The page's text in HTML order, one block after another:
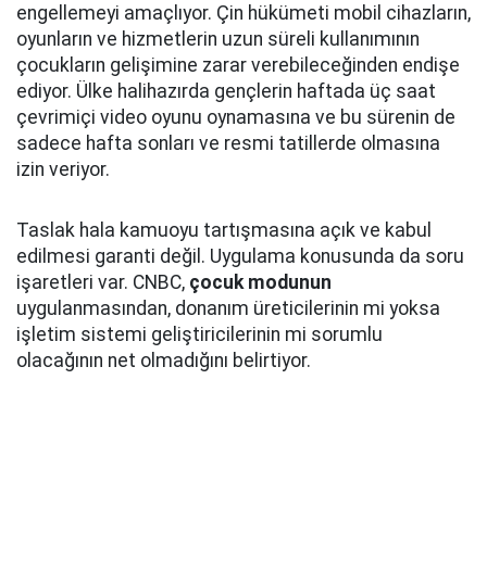
engellemeyi amaçlıyor. Çin hükümeti mobil cihazların,
oyunların ve hizmetlerin uzun süreli kullanımının
çocukların gelişimine zarar verebileceğinden endişe
ediyor. Ülke halihazırda gençlerin haftada üç saat
çevrimiçi video oyunu oynamasına ve bu sürenin de
sadece hafta sonları ve resmi tatillerde olmasına
izin veriyor.
Taslak hala kamuoyu tartışmasına açık ve kabul
edilmesi garanti değil. Uygulama konusunda da soru
işaretleri var. CNBC, çocuk modunun
uygulanmasından, donanım üreticilerinin mi yoksa
işletim sistemi geliştiricilerinin mi sorumlu
olacağının net olmadığını belirtiyor.